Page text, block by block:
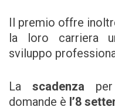
Il premio offre
la loro carriera
sviluppo
La scadenza per
domande è l’8